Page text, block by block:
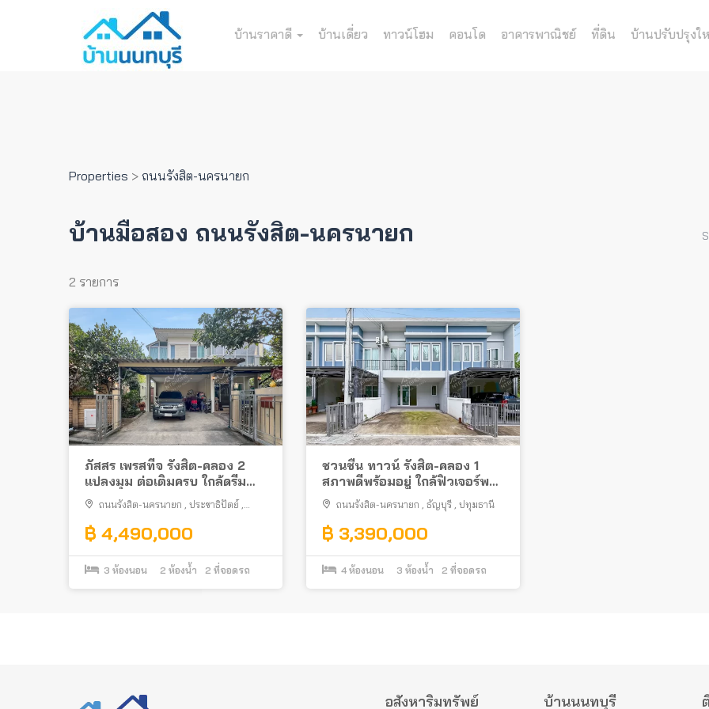
บ้านราคาดี บ้านเดี่ยว ทาวน์โฮม คอนโด อาคารพาณิชย์ ที่ดิน บ้านปรับปรุงใ
Properties > ถนนรังสิต-นครนายก
บ้านมือสอง ถนนรังสิต-นครนายก
2 รายการ
ภัสสร เพรสทีจ รังสิต-คลอง 2
แปลงมุม ต่อเติมครบ ใกล้ดรีม
เวิลด์ถนนรังสิต-นครนายก , ประชาธิปัตย์ ,
฿ 4,490,000
3 ห้องนอน 2 ห้องน้ำ 2 ที่จอดรถ
ชวนชื่น ทาวน์ รังสิต-คลอง 1
สภาพดีพร้อมอยู่ ใกล้ฟิวเจอร์พาร์
ค รังสิต
ถนนรังสิต-นครนายก , ธัญบุรี , ปทุมธานี
฿ 3,390,000
4 ห้องนอน 3 ห้องน้ำ 2 ที่จอดรถ
อสังหาริมทรัพย์ บ้านนนทบุรี